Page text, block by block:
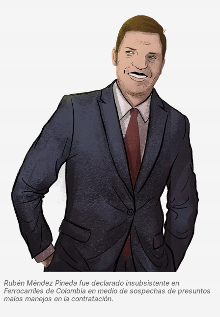
Rubén Méndez Pineda fue declarado insubsistente en
Ferrocarriles de Colombia en medio de sospechas de presuntos
malos manejos en la contratación.